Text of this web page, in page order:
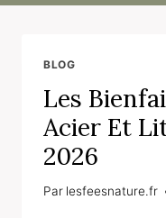
BLOG
Les
Acier Et
2026
Par lesfeesnature.fr